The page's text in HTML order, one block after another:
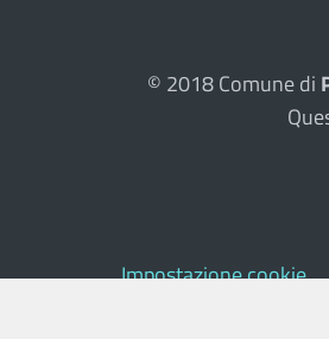
© 2018 Comune di
Impostazione cookie